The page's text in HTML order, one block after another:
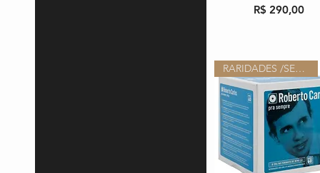
Preço
R$ 290,00
RARIDADES /SEMI-NOVO COMPLETO